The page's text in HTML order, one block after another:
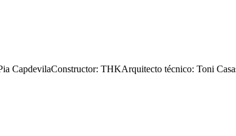
THKArquitecto técnico: Toni